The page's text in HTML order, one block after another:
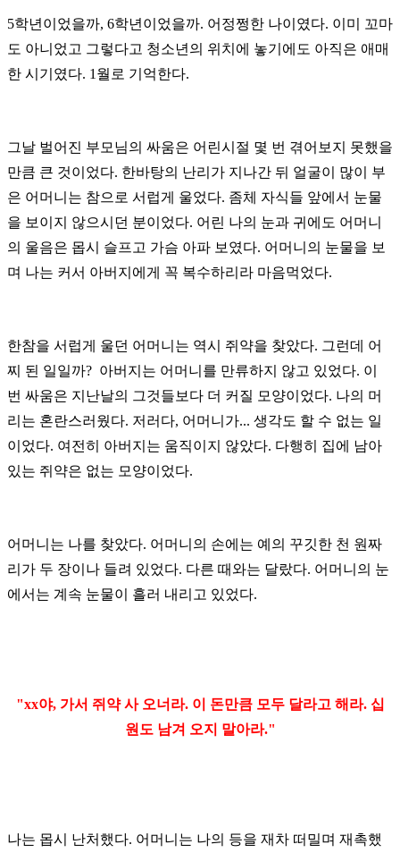
5학년이었을까, 6학년이었을까. 어정쩡한 나이였다. 이미 꼬마
도 아니었고 그렇다고 청소년의 위치에 놓기에도 아직은 애매
한 시기였다. 1월로 기억한다.
그날 벌어진 부모님의 싸움은 어린시절 몇 번 겪어보지 못했을
만큼 큰 것이었다. 한바탕의 난리가 지나간 뒤 얼굴이 많이 부
은 어머니는 참으로 서럽게 울었다. 좀체 자식들 앞에서 눈물
을 보이지 않으시던 분이었다. 어린 나의 눈과 귀에도 어머니
의 울음은 몹시 슬프고 가슴 아파 보였다. 어머니의 눈물을 보
며 나는 커서 아버지에게 꼭 복수하리라 마음먹었다.
한참을 서럽게 울던 어머니는 역시 쥐약을 찾았다. 그런데 어
찌 된 일일까? 아버지는 어머니를 만류하지 않고 있었다. 이
번 싸움은 지난날의 그것들보다 더 커질 모양이었다. 나의 머
리는 혼란스러웠다. 저러다, 어머니가... 생각도 할 수 없는 일
이었다. 여전히 아버지는 움직이지 않았다. 다행히 집에 남아
있는 쥐약은 없는 모양이었다.
어머니는 나를 찾았다. 어머니의 손에는 예의 꾸깃한 천 원짜
리가 두 장이나 들려 있었다. 다른 때와는 달랐다. 어머니의 눈
에서는 계속 눈물이 흘러 내리고 있었다.
"xx야, 가서 쥐약 사 오너라. 이 돈만큼 모두 달라고 해라. 십
원도 남겨 오지 말아라."
나는 몹시 난처했다. 어머니는 나의 등을 재차 떠밀며 재촉했